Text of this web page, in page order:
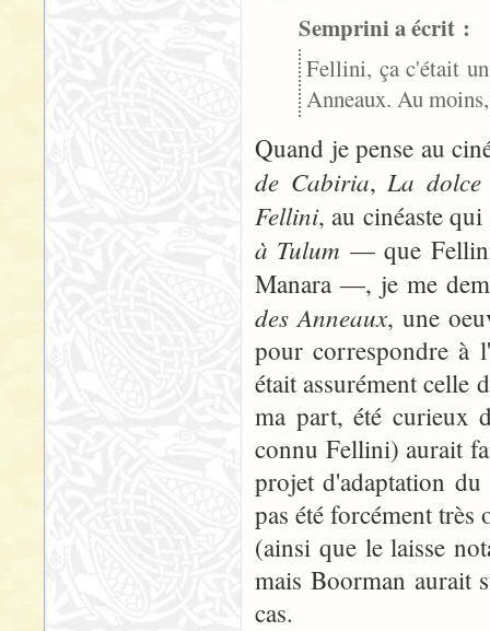
Semprini a écrit :
Fellini, ça c'était
Anneaux. Au
Quand je pense au
de Cabiria,La
Fellini, au cinéaste
à Tulum — que Fellini
Manara —, je me
des Anneaux, une
pour correspondre à
était assurément celle
ma part, été curieux
connu Fellini) aurait
projet d'adaptation
pas été forcément
(ainsi que le laisse
mais Boorman aurait
cas.